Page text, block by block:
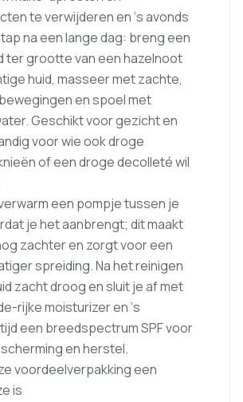
te verwijderen en ‘s avonds
na een lange dag: breng een
ter grootte van een hazelnoot
huid, masseer met zachte,
en spoel met
Geschikt voor gezicht en
voor wie ook droge
of een droge decolleté wil
een pompje tussen je
je het aanbrengt; dit maakt
zachter en zorgt voor een
spreiding. Na het reinigen
zacht droog en sluit je af met
rijke moisturizer en ‘s
een breedspectrum SPF voor
en herstel.
voordeelverpakking een
is